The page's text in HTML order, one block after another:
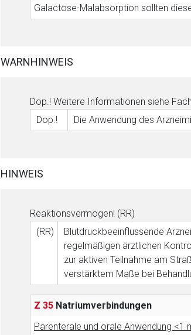
Galactose-Malabsorption sollten
WARNHINWEIS
Dop.! Weitere Informationen siehe
Dop.!
Die Anwendung des
HINWEIS
Reaktionsvermögen! (RR)
(RR)
Blutdruckbeeinflussende
regelmäßigen ärztlichen
zur aktiven Teilnahme am
verstärktem Maße bei
Z 35 Natriumverbindungen
Parenterale und orale Anwendung <1